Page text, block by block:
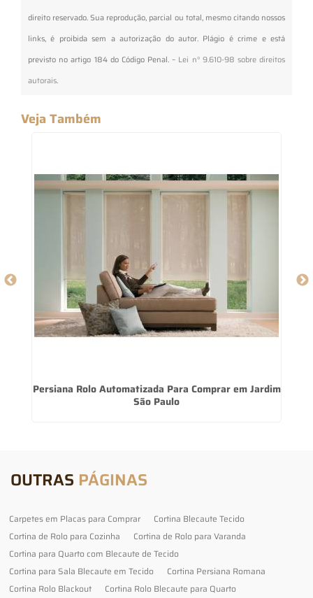
direito reservado. Sua reprodução, parcial ou total, mesmo citando nossos
links, é proibida sem a autorização do autor. Plágio é crime e está
previsto no artigo 184 do Código Penal. – Lei n° 9.610-98 sobre direitos
autorais.
Veja Também
Persiana Rolo Automatizada Para Comprar em Jardim
São Paulo
OUTRAS PÁGINAS
Carpetes em Placas para Comprar
Cortina Blecaute Tecido
Cortina de Rolo para Cozinha
Cortina de Rolo para Varanda
Cortina para Quarto com Blecaute de Tecido
Cortina para Sala Blecaute em Tecido
Cortina Persiana Romana
Cortina Rolo Blackout
Cortina Rolo Blecaute para Quarto